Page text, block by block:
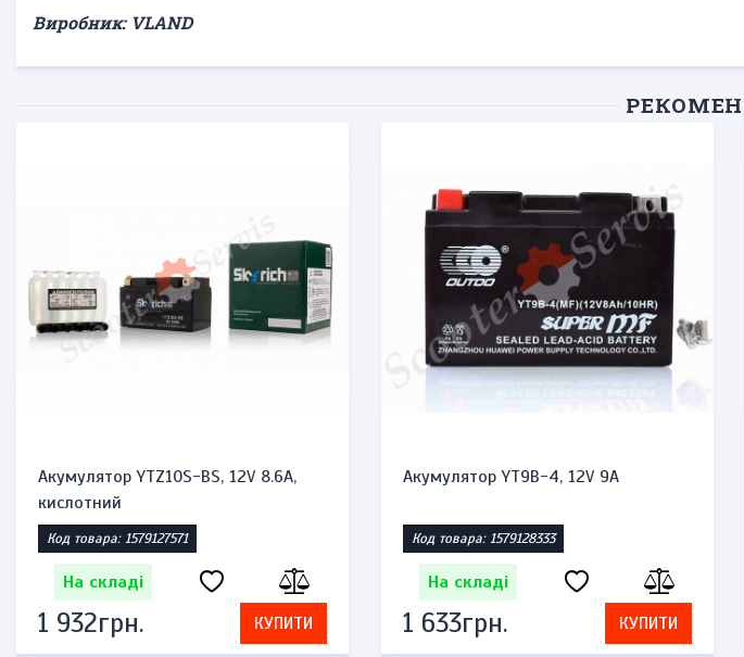
Виробник: VLAND
Акумулятор YTZ10S-BS, 12V 8.6A,
кислотний
Код товара: 1579127571
На складі
1 932грн. КУПИТИ
Акумулятор YT9B-4, 12V 9A
Код товара: 1579128333
На складі
1 633грн. КУПИТИ